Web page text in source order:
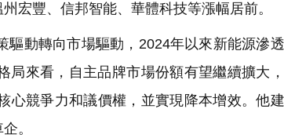
宏豐、信邦智能、華體科技等漲幅居前。
動轉向市場驅動，2024年以來新能源滲
局來看，自主品牌市場份額有望繼續擴大
心競爭力和議價權，並實現降本增效。他
。